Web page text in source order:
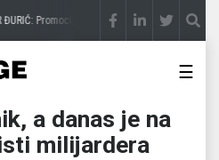
ĐURIĆ: Promocija potencijal pretvara u destinaciju
☰
a danas je na
milijardera